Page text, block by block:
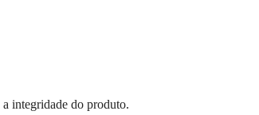
integridade do produto.